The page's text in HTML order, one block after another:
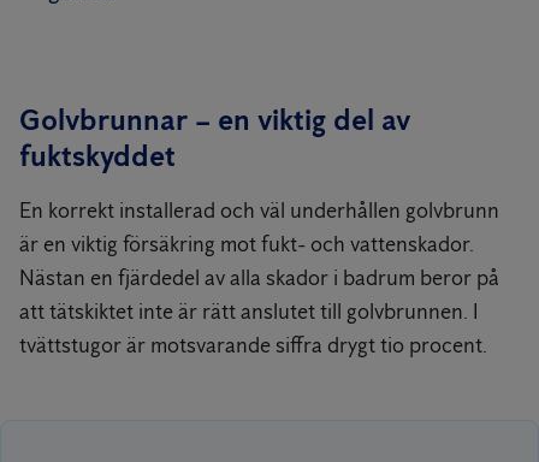
Golvbrunnar – en viktig del av
fuktskyddet
En korrekt installerad och väl underhållen golvbrunn
är en viktig försäkring mot fukt- och vattenskador.
Nästan en fjärdedel av alla skador i badrum beror på
att tätskiktet inte är rätt anslutet till golvbrunnen. I
tvättstugor är motsvarande siffra drygt tio procent.